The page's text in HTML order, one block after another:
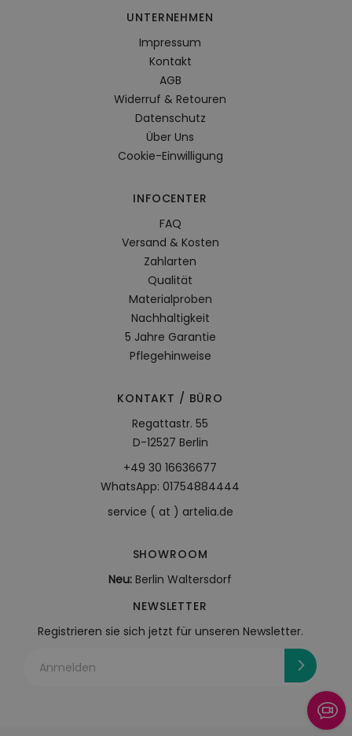
UNTERNEHMEN
Impressum
Kontakt
AGB
Widerruf & Retouren
Datenschutz
Über Uns
Cookie-Einwilligung
INFOCENTER
FAQ
Versand & Kosten
Zahlarten
Qualität
Materialproben
Nachhaltigkeit
5 Jahre Garantie
Pflegehinweise
KONTAKT / BÜRO
Regattastr. 55
D-12527 Berlin
+49 30 16636677
WhatsApp: 01754884444
service ( at ) artelia.de
SHOWROOM
Neu: Berlin Waltersdorf
NEWSLETTER
Registrieren sie sich jetzt für unseren Newsletter.
Anmelden